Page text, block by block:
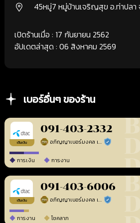
45หมู่7 หมู่บ้านเจริญสุข อ.ท่าปล
เปิดร้านเมื่อ : 17 กันยายน 2562
อัปเดตล่าสุด : 06 สิงหาคม 2569
เบอร์อื่นๆ ของร้าน
เติมเงิน
091-403-2332
อภิญญาเบอร์มงคล เบอร์สวยเลขศาสตร์ ร้านยืนยันแล้ว
การเงิน การงาน
เติมเงิน
091-403-6006
อภิญญาเบอร์มงคล เบอร์สวยเลขศาสตร์ ร้านยืนยันแล้ว
การงาน โชคลาภ